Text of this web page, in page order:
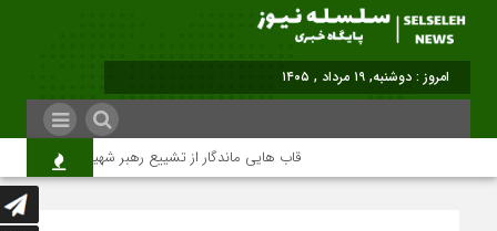
امروز : دوشنبه, ۱۹ مرداد , ۱۴۰۵
قاب هایی ماندگار از تشییع رهبر شهید در تهران